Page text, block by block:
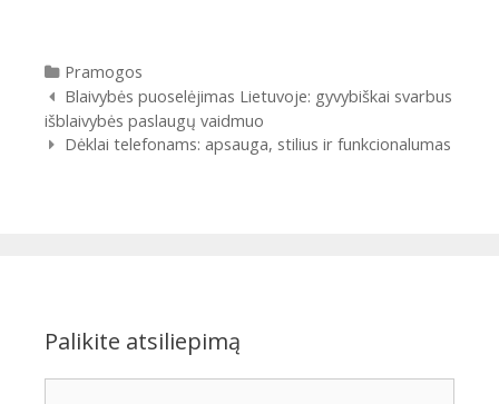
Kategorijos
Pramogos
Įrašų
navigacija
Blaivybės puoselėjimas Lietuvoje: gyvybiškai svarbus
išblaivybės paslaugų vaidmuo
Dėklai telefonams: apsauga, stilius ir funkcionalumas
Palikite atsiliepimą